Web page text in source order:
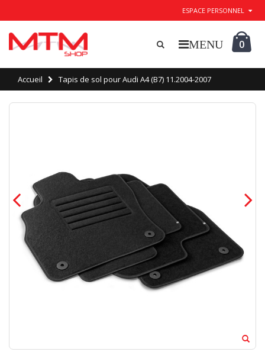
ESPACE PERSONNEL
0
Accueil Tapis de sol pour Audi A4 (B7) 11.2004-2007